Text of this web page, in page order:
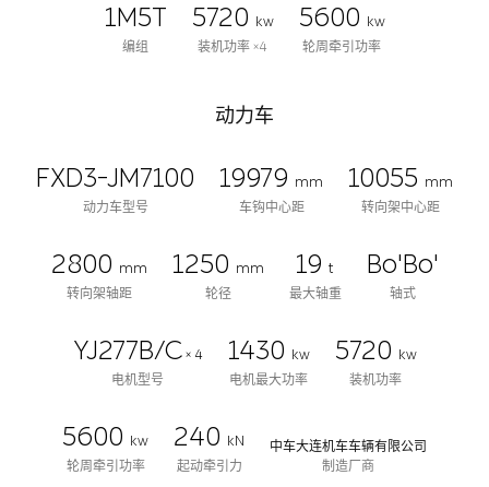
1M5T
编组
5720 kw
装机功率 ×4
5600 kw
轮周牵引功率
动力车
FXD3-JM7100
动力车型号
19979 mm
车钩中心距
10055 mm
转向架中心距
2800 mm
转向架轴距
1250 mm
轮径
19 t
最大轴重
Bo'Bo'
轴式
YJ277B/C× 4
电机型号
1430 kw
电机最大功率
5720 kw
装机功率
5600 kw
轮周牵引功率
240 kN
起动牵引力
中车大连机车车辆有限公司
制造厂商